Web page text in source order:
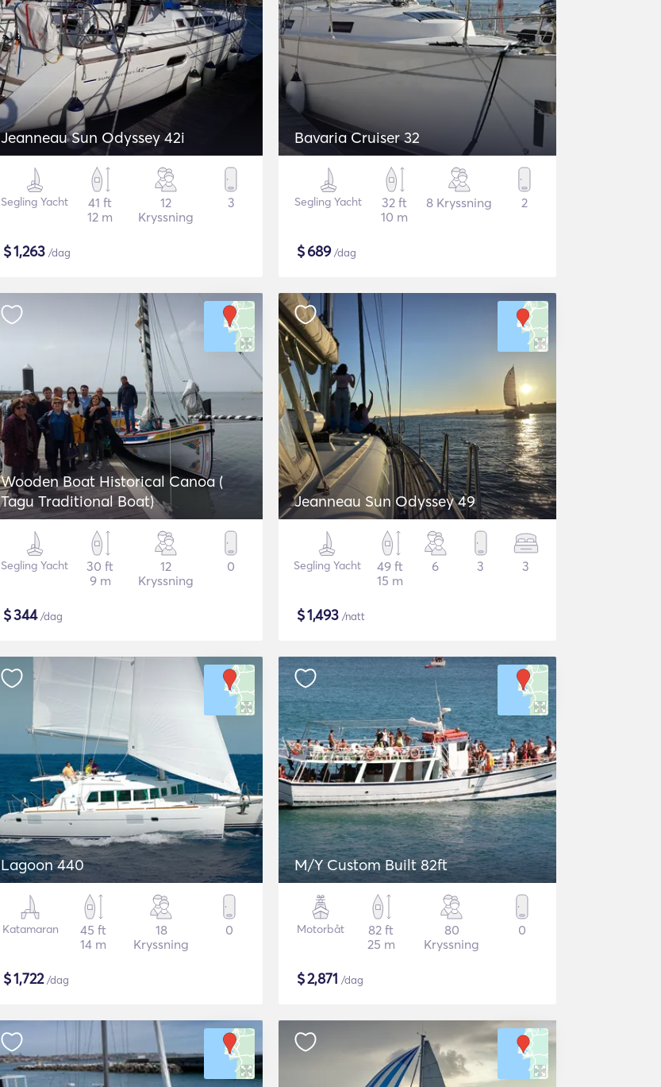
Jeanneau Sun Odyssey 42i
Segling Yacht
41 ft
12 m
12
Kryssning
3
$1,263 /dag
Bavaria Cruiser 32
Segling Yacht
32 ft
10 m
8 Kryssning 2
$689/dag
Wooden Boat Historical Canoa (
Tagu Traditional Boat)
Segling Yacht
30 ft
9 m
12
Kryssning
0
$344/dag
Jeanneau Sun Odyssey 49
Segling Yacht
49 ft
15 m
6 3 3
$1,493 /natt
Lagoon 440
Katamaran
45 ft
14 m
18
Kryssning
0
$1,722/dag
M/Y Custom Built 82ft
Motorbåt
82 ft
25 m
80
Kryssning
0
$2,871 /dag